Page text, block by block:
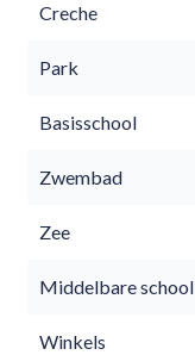
Creche
Park
Basisschool
Zwembad
Zee
Middelbare school
Winkels